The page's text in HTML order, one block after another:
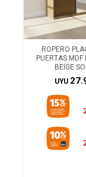
ROPERO
PUERTAS MDF
BEIGE
UYU